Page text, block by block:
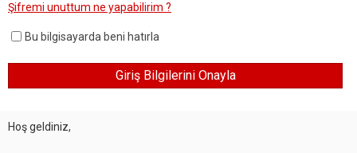
Şifremi unuttum ne yapabilirim ?
Bu bilgisayarda beni hatırla
Hoş geldiniz,